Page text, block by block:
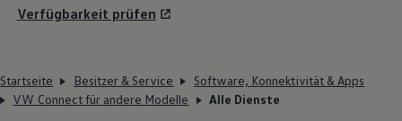
Verfügbarkeit prüfen
Startseite Besitzer & Service
Software, Konnektivität & Apps
VW Connect für andere Modelle
Alle Dienste